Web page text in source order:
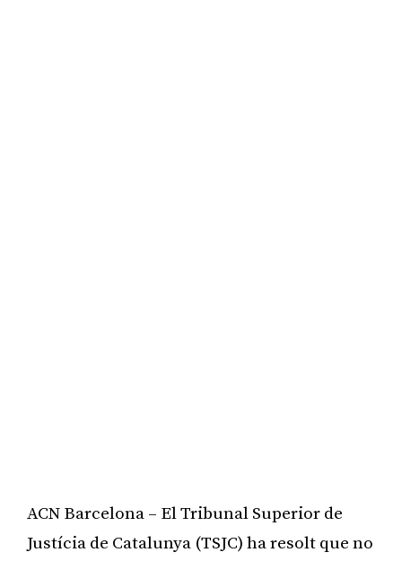
ACN Barcelona – El Tribunal Superior de
Justícia de Catalunya (TSJC) ha resolt que no